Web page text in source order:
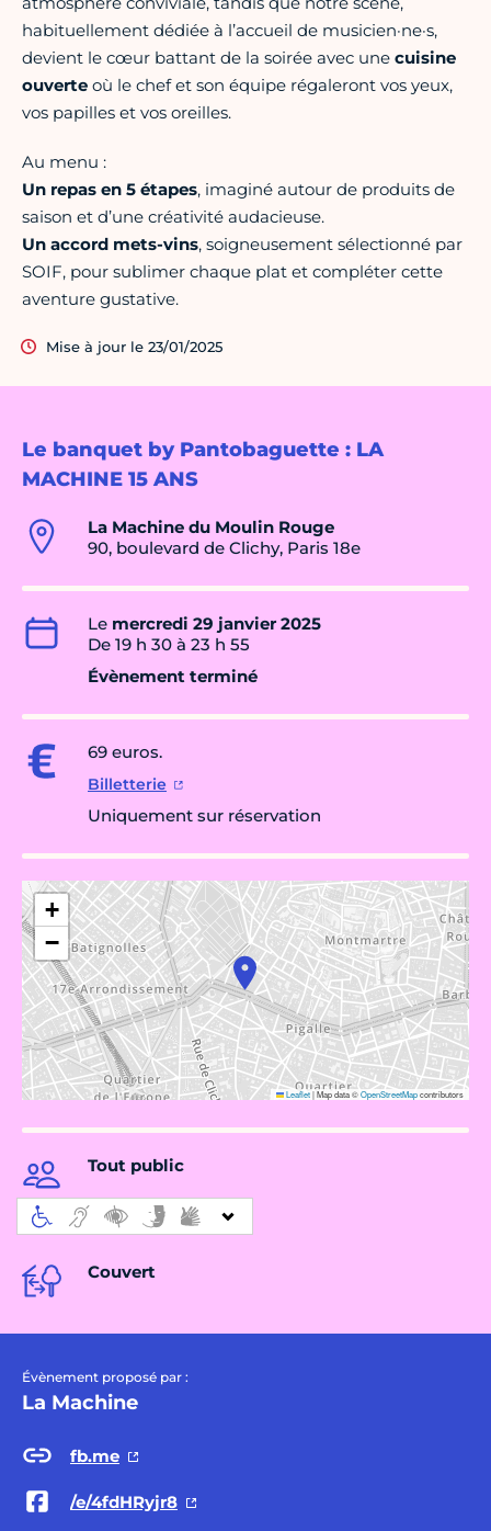
Le banquet by Pantobaguette : LA
MACHINE 15 ANS
La Machine du Moulin Rouge
90, boulevard de Clichy, Paris 18e
Le mercredi 29 janvier 2025
De 19 h 30 à 23 h 55
Évènement terminé
69 euros.
Billetterie
Uniquement sur réservation
+
−
Leaflet|Map data ©OpenStreetMapcontributors
Tout public
Couvert
Évènement proposé par :
La Machine
fb.me
/e/4fdHRyjr8
habituellement dédiée à l’accueil de musicien·ne·s,
devient le cœur battant de la soirée avec une cuisine
ouverte où le chef et son équipe régaleront vos yeux,
vos papilles et vos oreilles.
Au menu :
Un repas en 5 étapes, imaginé autour de produits de
saison et d’une créativité audacieuse.
Un accord mets-vins, soigneusement sélectionné par
SOIF, pour sublimer chaque plat et compléter cette
aventure gustative.
Mise à jour le 23/01/2025